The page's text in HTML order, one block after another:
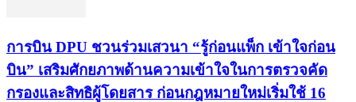
การบิน DPU ชวนร่วมเสวนา “รู้ก่อนแพ็ก เข้าใจก่อน
บิน” เสริมศักยภาพด้านความเข้าใจในการตรวจคัด
กรองและสิทธิผู้โดยสาร ก่อนกฎหมายใหม่เริ่มใช้ 16